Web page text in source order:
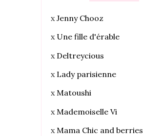
x Jenny Chooz
x Une fille d'érable
x Deltreycious
x Lady parisienne
xMatoushi
x Mademoiselle Vi
xMama Chic and berries